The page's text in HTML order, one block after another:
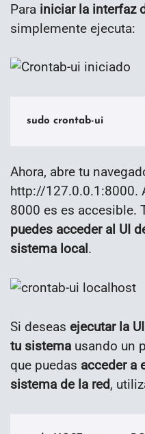
Para iniciar la interfaz
simplemente ejecuta:
sudo crontab-ui
Ahora, abre tu
http://127.0.0.1:8000.
8000 es es accesible.
puedes acceder al UI
sistema local.
Si deseas ejecutar la
tu sistema usando un
que puedas acceder a
sistema de la red,